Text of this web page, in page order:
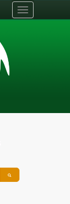
Toggle
navigation